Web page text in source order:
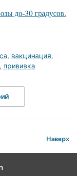
до-30 градусов.
, вакцинация,
, прививка
Наверх